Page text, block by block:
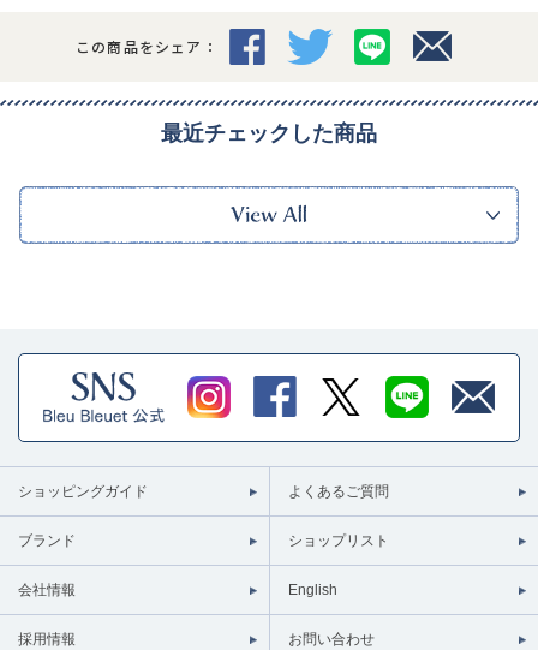
この商品をシェア：
最近チェックした商品
ショッピングガイド よくあるご質問
ブランド ショップリスト
会社情報 English
採用情報 お問い合わせ